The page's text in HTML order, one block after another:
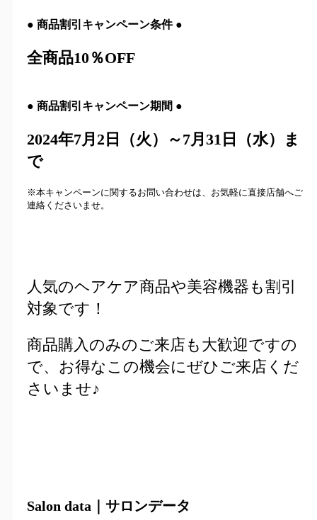
● 商品割引キャンペーン条件●
全商品10％OFF
● 商品割引キャンペーン期間 ●
2024年7月2日（火）～7月31日（水）ま
で
※本キャンペーンに関するお問い合わせは、お気軽に直接店舗へご
連絡くださいませ。
人気のヘアケア商品や美容機器も割引
対象です！
商品購入のみのご来店も大歓迎ですの
で、お得なこの機会にぜひご来店くだ
さいませ♪
Salon data｜サロンデータ